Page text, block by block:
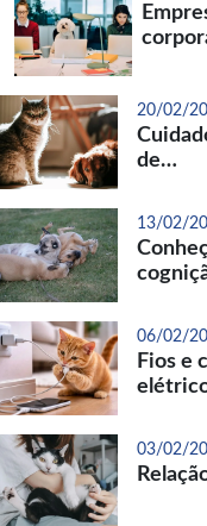
20/02/
de…
13/02/
06/02/
Fios e
03/02/